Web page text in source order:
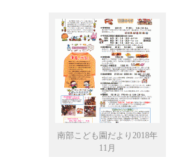
南部こども園だより2018年
11月